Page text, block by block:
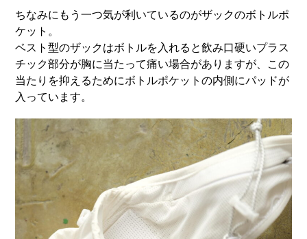
ちなみにもう一つ気が利いているのがザックのボトルポ
ケット。
ベスト型のザックはボトルを入れると飲み口硬いプラス
チック部分が胸に当たって痛い場合がありますが、この
当たりを抑えるためにボトルポケットの内側にパッドが
入っています。